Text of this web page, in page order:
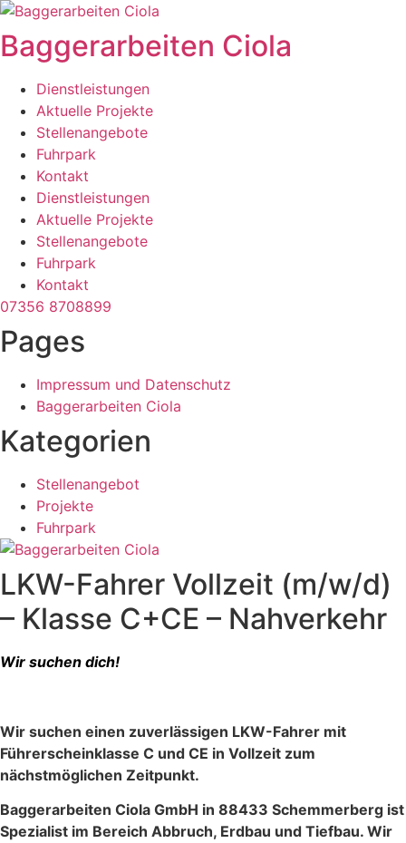
Zum
Inhalt
wechseln
Baggerarbeiten Ciola
Dienstleistungen
Aktuelle Projekte
Stellenangebote
Fuhrpark
Kontakt
Dienstleistungen
Aktuelle Projekte
Stellenangebote
Fuhrpark
Kontakt
07356 8708899
Pages
Impressum und Datenschutz
Baggerarbeiten Ciola
Kategorien
Stellenangebot
Projekte
Fuhrpark
LKW-Fahrer Vollzeit (m/w/d)
– Klasse C+CE – Nahverkehr
Wir suchen dich!
Wir suchen einen zuverlässigen LKW-Fahrer mit
Führerscheinklasse C und CE in Vollzeit zum
nächstmöglichen Zeitpunkt.
Baggerarbeiten Ciola GmbH in 88433 Schemmerberg ist
Spezialist im Bereich Abbruch, Erdbau und Tiefbau. Wir